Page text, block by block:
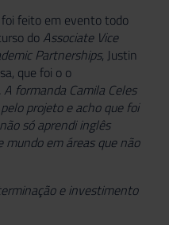
feito em evento todo
do Associate Vice
Partnerships, Justin
que foi o o
formanda Camila Celes
projeto e acho que foi
só aprendi inglês
em áreas que não
e investimento